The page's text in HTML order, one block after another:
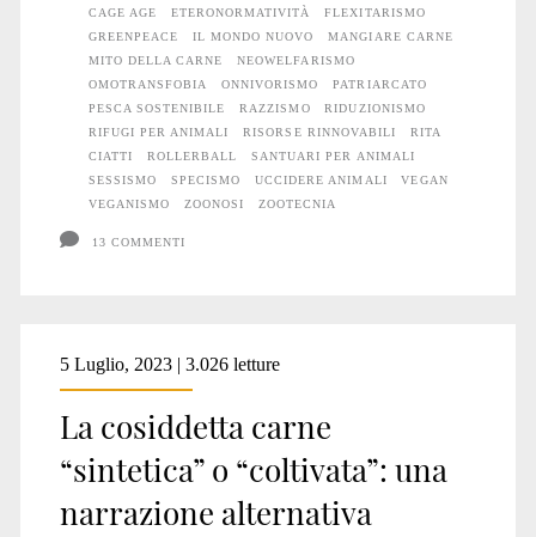
CAGE AGE
ETERONORMATIVITÀ
FLEXITARISMO
GREENPEACE
IL MONDO NUOVO
MANGIARE CARNE
MITO DELLA CARNE
NEOWELFARISMO
OMOTRANSFOBIA
ONNIVORISMO
PATRIARCATO
PESCA SOSTENIBILE
RAZZISMO
RIDUZIONISMO
RIFUGI PER ANIMALI
RISORSE RINNOVABILI
RITA
CIATTI
ROLLERBALL
SANTUARI PER ANIMALI
SESSISMO
SPECISMO UCCIDERE ANIMALI
VEGAN
VEGANISMO
ZOONOSI ZOOTECNIA
13 COMMENTI
5 Luglio, 2023 | 3.026 letture
La cosiddetta carne
“sintetica” o “coltivata”: una
narrazione alternativa